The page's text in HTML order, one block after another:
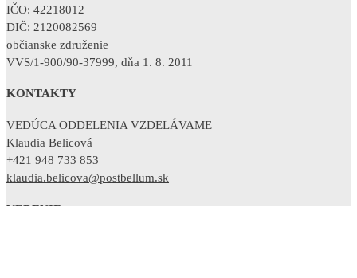
IČO: 42218012
DIČ: 2120082569
občianske združenie
VVS/1-900/90-37999, dňa 1. 8. 2011
KONTAKTY
VEDÚCA ODDELENIA VZDELÁVAME
Klaudia Belicová
+421 948 733 853
klaudia.belicova@postbellum.sk
VEDENIE